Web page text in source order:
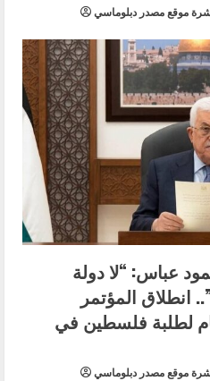
موقع مصدر دبلوماسي
عباس: “لا دولة
المؤتمر
العام لطلبة فلسطين في
موقع مصدر دبلوماسي